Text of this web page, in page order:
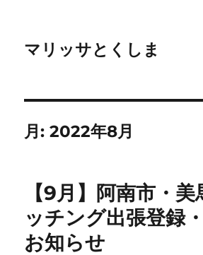
マリッサとくしま
月:2022年8月
【9月】阿南市・
ッチング出張登録
お知らせ